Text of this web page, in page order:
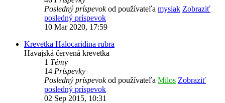
Posledný príspevokod používateľa mysiak Zobraziť
posledný príspevok
10 Mar 2020, 17:59
Krevetka Halocaridina rubra
Havajská červená krevetka
1 Témy
14 Príspevky
Posledný príspevokod používateľa Milos Zobraziť
posledný príspevok
02 Sep 2015, 10:31